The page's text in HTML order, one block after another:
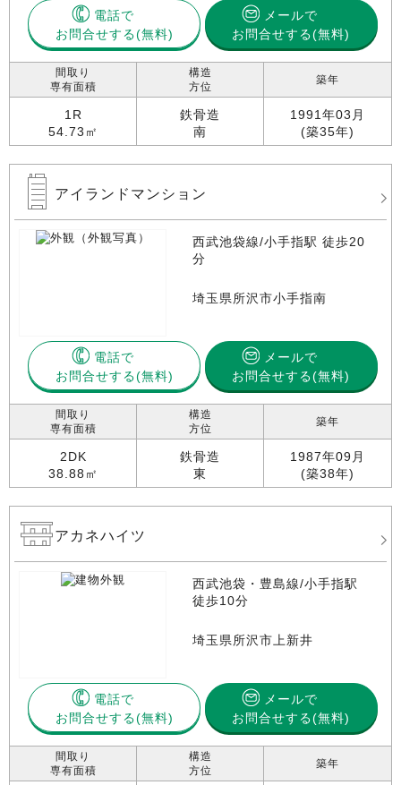
電話で
お問合せする
メールで
お問合せする(無料)
間取り
専有面積
1R
54.73㎡
構造
方位
鉄骨造
南
築年
1991年03月
(築35年)
アイランドマンション
西武池袋線/小手指駅 徒歩20
分
埼玉県所沢市小手指南
電話で
お問合せする
メールで
お問合せする(無料)
間取り
専有面積
2DK
38.88㎡
構造
方位
鉄骨造
東
築年
1987年09月
(築38年)
アカネハイツ
西武池袋・豊島線/小手指駅
徒歩10分
埼玉県所沢市上新井
電話で
お問合せする
メールで
お問合せする(無料)
間取り
専有面積
構造
方位
築年